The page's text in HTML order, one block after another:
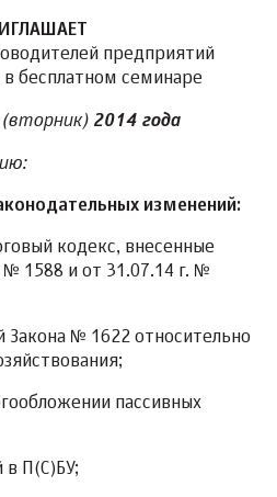
предприятий
в бесплатном семинаре
(вторник) 2014 года
изменений:
кодекс, внесенные
№ 1588 и от 31.07.14 г. №
Закона № 1622 относительно
пассивных
в П(С)БУ;